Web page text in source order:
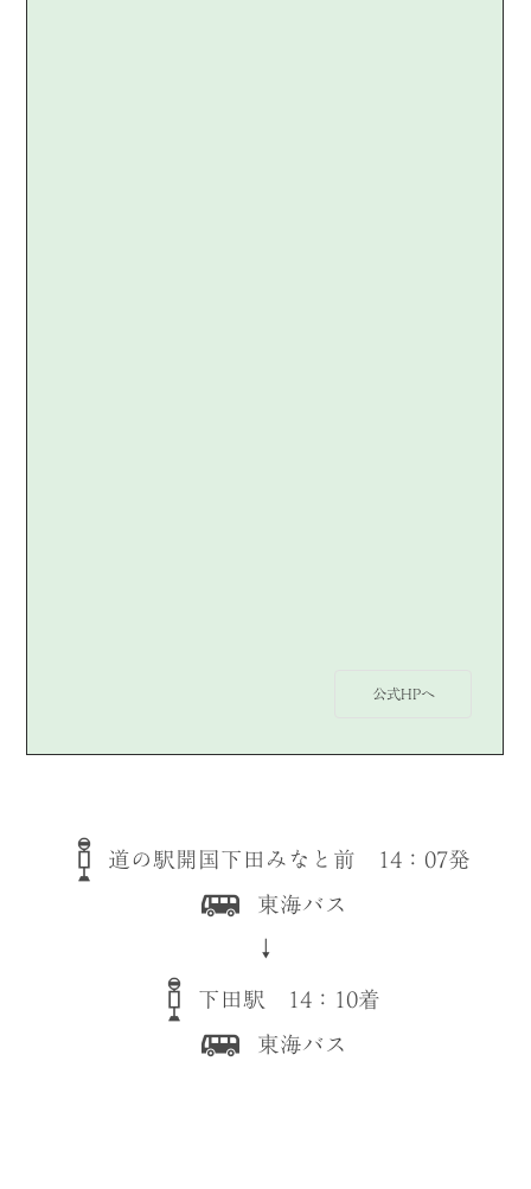
公式HPへ
道の駅開国下田みなと前 14：07発
東海バス
↓
下田駅 14：10着
東海バス